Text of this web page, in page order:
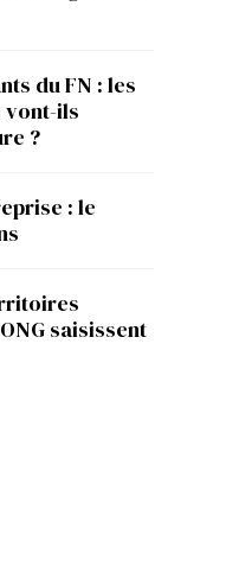
du FN : les
vont-ils
?
: le
saisissent